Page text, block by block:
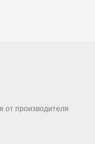
от производителя